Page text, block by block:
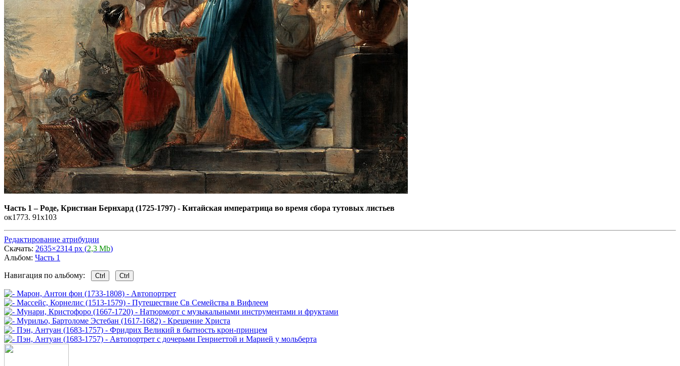
Часть 1 –Роде, Кристиан Бернхард (1725-1797) - Китайская императрица во время сбора тутовых листьев
ок1773. 91x103
Редактирование атрибуции
Скачать: 2635×2314 px (2,3 Mb)
Альбом: Часть 1
Навигация по альбому: Ctrl Ctrl